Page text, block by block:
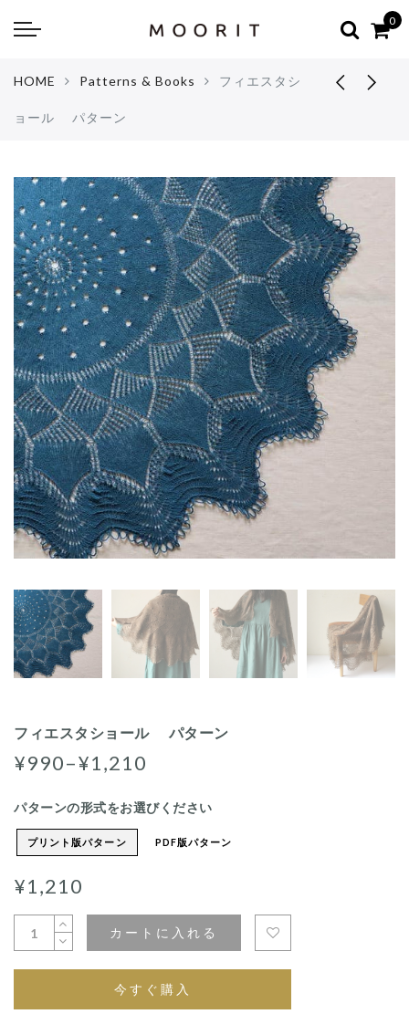
Back
編み物はじめて教室：棒針編
Errata お詫びと訂正
Back
Knitting kit
Patterns & Books
0
HOME Patterns & Books フィエスタシ
ョール パターン
フィエスタショール パターン
¥990–¥1,210
パターンの形式をお選びください
プリント版パターン PDF版パターン
¥1,210
カートに入れる
今すぐ購入